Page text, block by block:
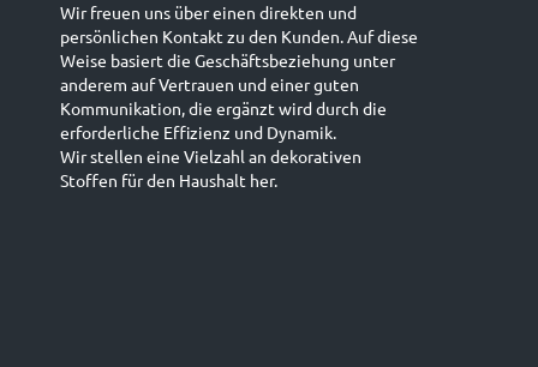
Wir freuen uns über einen direkten und
persönlichen Kontakt zu den Kunden. Auf diese
Weise basiert die Geschäftsbeziehung unter
anderem auf Vertrauen und einer guten
Kommunikation, die ergänzt wird durch die
erforderliche Effizienz und Dynamik.
Wir stellen eine Vielzahl an dekorativen
Stoffen für den Haushalt her.